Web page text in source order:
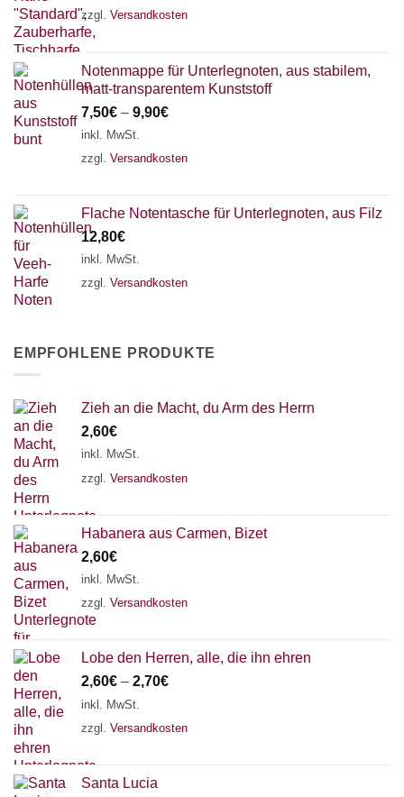
zzgl. Versandkosten
Notenmappe für Unterlegnoten, aus stabilem,
matt-transparentem Kunststoff
7,50€ – 9,90€
inkl. MwSt.
zzgl. Versandkosten
Flache Notentasche für Unterlegnoten, aus Filz
12,80€
inkl. MwSt.
zzgl. Versandkosten
EMPFOHLENE PRODUKTE
Zieh an die Macht, du Arm des Herrn
2,60€
inkl. MwSt.
zzgl. Versandkosten
Habanera aus Carmen, Bizet
2,60€
inkl. MwSt.
zzgl. Versandkosten
Lobe den Herren, alle, die ihn ehren
2,60€ – 2,70€
inkl. MwSt.
zzgl. Versandkosten
Santa Lucia